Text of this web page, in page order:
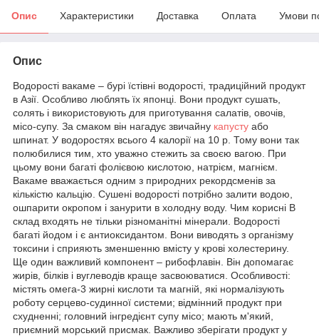
Опис Характеристики Доставка Оплата Умови
Опис
Водорості вакаме – бурі їстівні водорості, традиційний продукт
в Азії. Особливо люблять їх японці. Вони продукт сушать,
солять і використовують для приготування салатів, овочів,
місо-супу. За смаком він нагадує звичайну капусту або
шпинат. У водоростях всього 4 калорії на 10 р. Тому вони так
полюбилися тим, хто уважно стежить за своєю вагою. При
цьому вони багаті фолієвою кислотою, натрієм, магнієм.
Вакаме вважається одним з природних рекордсменів за
кількістю кальцію. Сушені водорості потрібно залити водою,
ошпарити окропом і занурити в холодну воду. Чим корисні В
склад входять не тільки різноманітні мінерали. Водорості
багаті йодом і є антиоксидантом. Вони виводять з організму
токсини і сприяють зменшенню вмісту у крові холестерину.
Ще один важливий компонент – рибофлавін. Він допомагає
жирів, білків і вуглеводів краще засвоюватися. Особливості:
містять омега-3 жирні кислоти та магній, які нормалізують
роботу серцево-судинної системи; відмінний продукт при
схудненні; головний інгредієнт супу місо; мають м'який,
приємний морський присмак. Важливо зберігати продукт у